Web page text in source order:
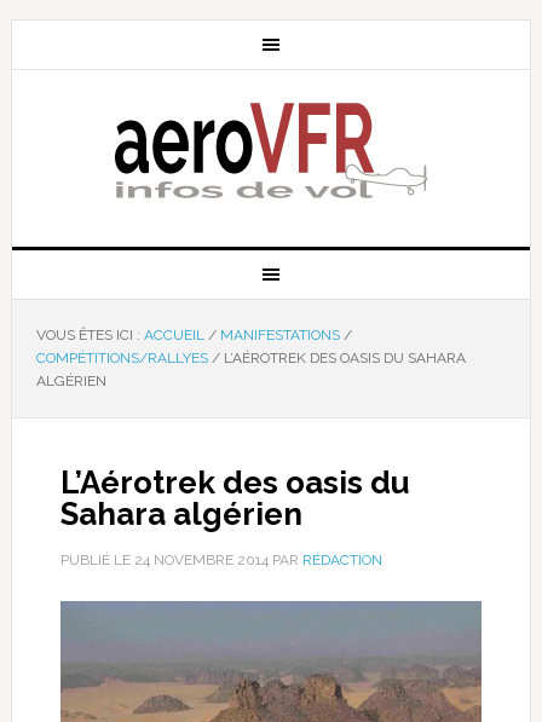
VOUS ÊTES ICI : ACCUEIL / MANIFESTATIONS /
COMPÉTITIONS/RALLYES /L’AÉROTREK DES OASIS DU SAHARA
ALGÉRIEN
L’Aérotrek des oasis du
Sahara algérien
PUBLIÉ LE 24 NOVEMBRE 2014PAR RÉDACTION